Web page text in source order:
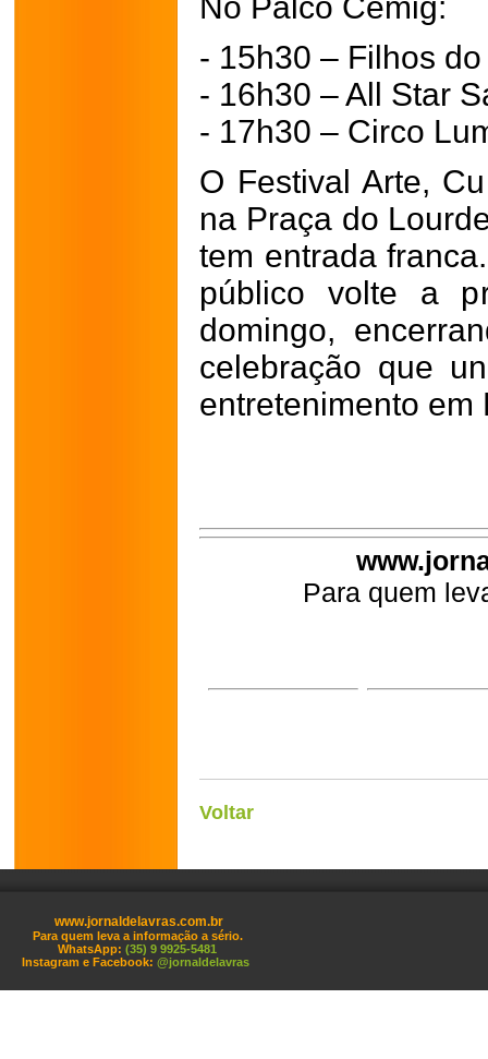
- 15h30 – Filhos
- 16h30 – All Star
- 17h30 – Circo
O Festival Arte,
na Praça do
tem entrada
público volte a
domingo,
celebração que
entretenimento em
Para quem
Voltar
www.jornaldelavras.com.br
Para quem leva a informação a sério.
WhatsApp: (35) 9 9925-5481
Instagram e Facebook: @jornaldelavras